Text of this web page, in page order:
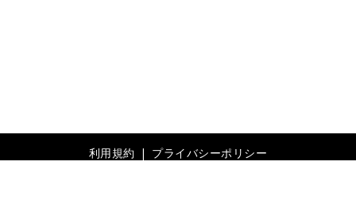
利用規約
プライバシーポリシー